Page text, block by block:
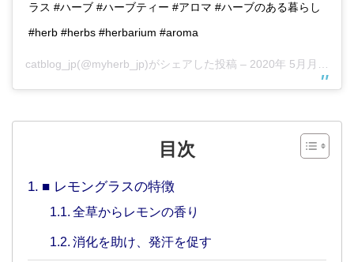
ラス #ハーブ #ハーブティー #アロマ #ハーブのある暮らし
#herb #herbs #herbarium #aroma
catblog_jp(@myherb_jp)がシェアした投稿 – 2020年 5月月15日午前5時07分PDT
目次
■ レモングラスの特徴
全草からレモンの香り
消化を助け、発汗を促す